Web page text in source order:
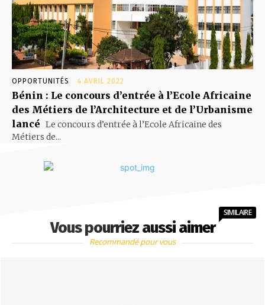
OPPORTUNITÉS 4 AVRIL 2022
Bénin : Le concours d’entrée à l’Ecole Africaine
des Métiers de l’Architecture et de l’Urbanisme
lancé Le concours d’entrée à l’Ecole Africaine des
Métiers de...
Vous pourriez aussi aimer
SIMILAIRE
Recommandé pour vous